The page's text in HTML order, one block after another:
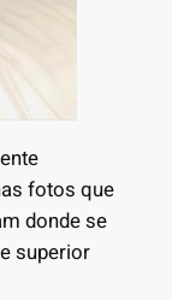
fotos que
donde se
superior